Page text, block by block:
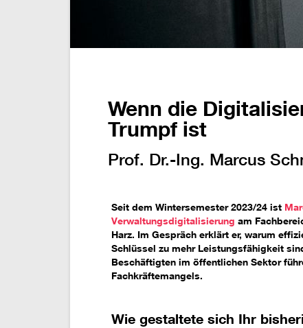
Wenn die
Trumpf ist
Prof. Dr.-Ing. Marcus
Seit dem Wintersemester 2023/24 ist
Verwaltungsdigitalisierung am
Harz. Im Gespräch erklärt er, warum
Schlüssel zu mehr Leistungsfähigkeit
Beschäftigten im öffentlichen Sektor
Fachkräftemangels.
Wie gestaltete sich Ihr